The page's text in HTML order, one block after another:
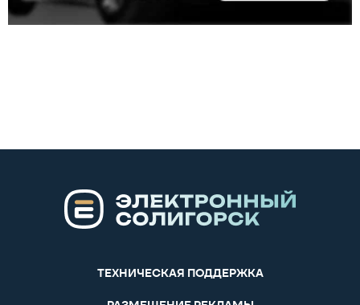
ТЕХНИЧЕСКАЯ ПОДДЕРЖКА